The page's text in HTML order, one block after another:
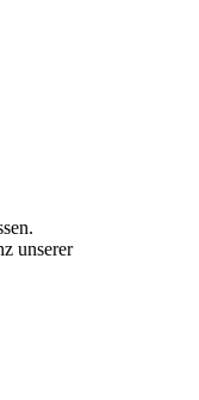
unserer